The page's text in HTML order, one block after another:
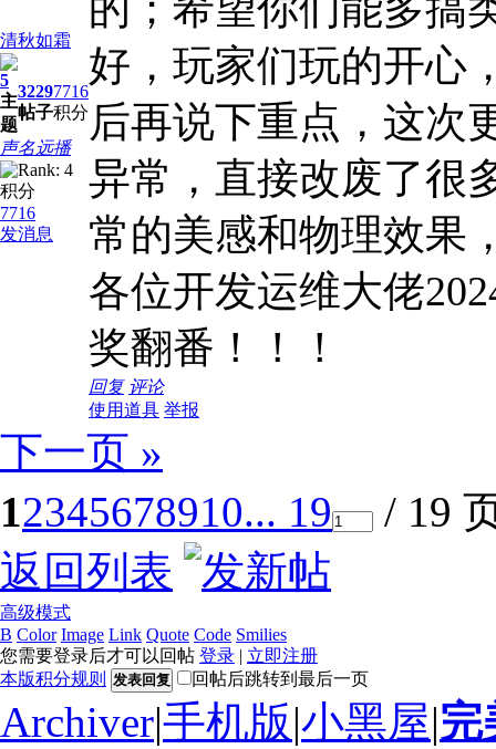
清秋如霜
5
主
题
3229
帖子
7716
积分
声名远播
积分
7716
发消息
好，玩家们玩的开心
后再说下重点，这次
异常，直接改废了很
常的美感和物理效果
各位开发运维大佬
奖翻番！！！
回复 评论
使用道具 举报
下一页 »
12345678910... 19
/ 19
返回列表
高级模式
B Color Image Link Quote Code Smilies
您需要登录后才可以回帖 登录 | 立即注册
本版积分规则
发表回复 回帖后跳转到最后一页
Archiver|手机版|小黑屋|完